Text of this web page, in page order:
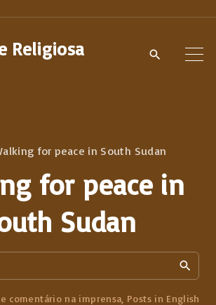
Religiosa
for peace in South Sudan
for peace in
Sudan
e
comentário na imprensa Posts in English